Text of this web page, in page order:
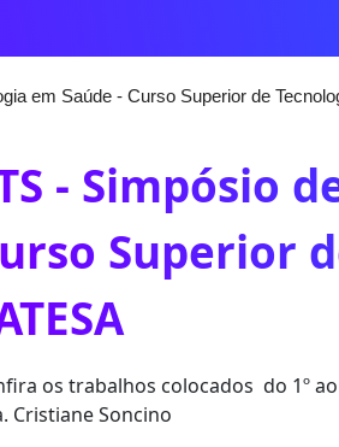
em Saúde - Curso Superior de
- Simpósio
Superior
os trabalhos colocados do 1º
Cristiane Soncino